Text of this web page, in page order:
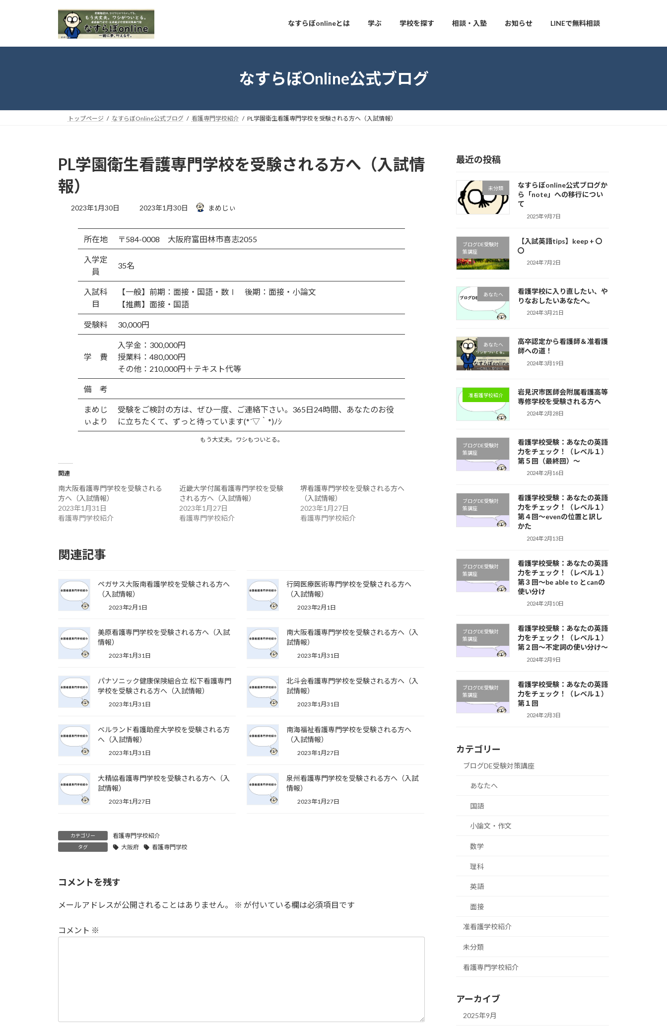
プ
動
なすらぼonlineとは 学ぶ 学校を探す 相談・入塾 お知らせ LINEで無料相談
なすらぼOnline公式ブログ
トップページ なすらぼOnline公式ブログ 看護専門学校紹介 PL学園衛生看護専門学校を受験される方へ（入試情報）
PL学園衛生看護専門学校を受験される方へ（入試情
報）
2023年1月30日
最
新
2023年1月30日 まめじぃ
所在地 〒584-0008 大阪府富田林市喜志2055
入学定
員
35名
入試科
目
【一般】前期：面接・国語・数Ⅰ 後期：面接・小論文
【推薦】面接・国語
受験料 30,000円
学 費
入学金：300,000円
授業料：480,000円
その他：210,000円＋テキスト代等
備 考
まめじ
ぃより
受験をご検討の方は、ぜひ一度、ご連絡下さい。365日24時間、あなたのお役
に立ちたくて、ずっと待っています(*´▽｀*)ﾉｼ
もう大丈夫。ワシもついとる。
関連
南大阪看護専門学校を受験される
方へ（入試情報）
2023年1月31日
看護専門学校紹介
近畿大学付属看護専門学校を受験
される方へ（入試情報）
2023年1月27日
看護専門学校紹介
堺看護専門学校を受験される方へ
（入試情報）
2023年1月27日
看護専門学校紹介
関連記事
ペガサス大阪南看護学校を受験される方へ
（入試情報）
2023年2月1日
行岡医療医術専門学校を受験される方へ
（入試情報）
2023年2月1日
美原看護専門学校を受験される方へ（入試
情報）
2023年1月31日
南大阪看護専門学校を受験される方へ（入
試情報）
2023年1月31日
パナソニック健康保険組合立 松下看護専門
学校を受験される方へ（入試情報）
2023年1月31日
北斗会看護専門学校を受験される方へ（入
試情報）
2023年1月31日
ベルランド看護助産大学校を受験される方
へ（入試情報）
2023年1月31日
南海福祉看護専門学校を受験される方へ
（入試情報）
2023年1月27日
大精協看護専門学校を受験される方へ（入
試情報）
2023年1月27日
泉州看護専門学校を受験される方へ（入試
情報）
2023年1月27日
カテゴリー 看護専門学校紹介
タグ 大阪府 看護専門学校
コメントを残す
メールアドレスが公開されることはありません。 ※ が付いている欄は必須項目です
コメント ※
最近の投稿
未分類
なすらぼonline公式ブログか
ら「note」への移行につい
て
2025年9月7日
ブログDE受験対
策講座
【入試英語tips】keep + 〇
〇
2024年7月2日
あなたへ
看護学校に入り直したい、や
りなおしたいあなたへ。
2024年3月21日
あなたへ
高卒認定から看護師＆准看護
師への道！
2024年3月19日
准看護学校紹介
岩見沢市医師会附属看護高等
専修学校を受験される方へ
2024年2月28日
ブログDE受験対
策講座
看護学校受験：あなたの英語
力をチェック！（レベル１）
第５回（最終回）～
2024年2月16日
ブログDE受験対
策講座
看護学校受験：あなたの英語
力をチェック！（レベル１）
第４回～evenの位置と訳し
かた
2024年2月13日
ブログDE受験対
策講座
看護学校受験：あなたの英語
力をチェック！（レベル１）
第３回～be able to とcanの
使い分け
2024年2月10日
ブログDE受験対
策講座
看護学校受験：あなたの英語
力をチェック！（レベル１）
第２回～不定詞の使い分け〜
2024年2月9日
ブログDE受験対
策講座
看護学校受験：あなたの英語
力をチェック！（レベル１）
第１回
2024年2月3日
カテゴリー
ブログDE受験対策講座
あなたへ
国語
小論文・作文
数学
理科
英語
面接
准看護学校紹介
未分類
看護専門学校紹介
アーカイブ
2025年9月